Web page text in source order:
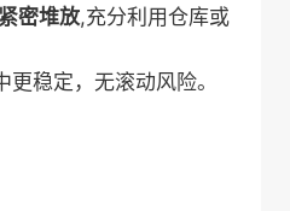
紧密堆放,充分利用仓库或
稳定，无滚动风险。